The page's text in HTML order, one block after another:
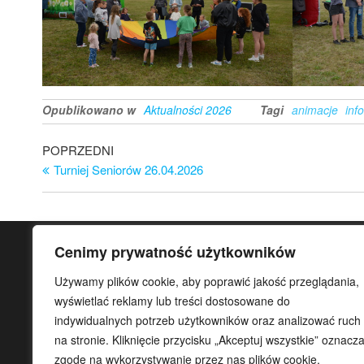
Cenimy prywatność użytkowników
Używamy plików cookie, aby poprawić jakość przeglądania,
wyświetlać reklamy lub treści dostosowane do
indywidualnych potrzeb użytkowników oraz analizować ruch
na stronie. Kliknięcie przycisku „Akceptuj wszystkie” oznacza
zgodę na wykorzystywanie przez nas plików cookie.
Opublikowano w Aktualności 2026 Tagi animacje
Nawigacja
wpisu
Poprzedni
wpis
POPRZEDNI
Turniej Seniorów 26.04.2026
KONTAKT
Gminny Ośrodek Sportu i Rekreacji Gminy Teresin
ul. Aleja 20-lecia 32
96-515 Teresin